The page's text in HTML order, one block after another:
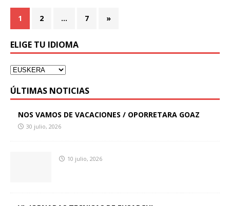
1 2 … 7 »
ELIGE TU IDIOMA
ÚLTIMAS NOTICIAS
NOS VAMOS DE VACACIONES / OPORRETARA GOAZ
30 julio, 2026
10 julio, 2026